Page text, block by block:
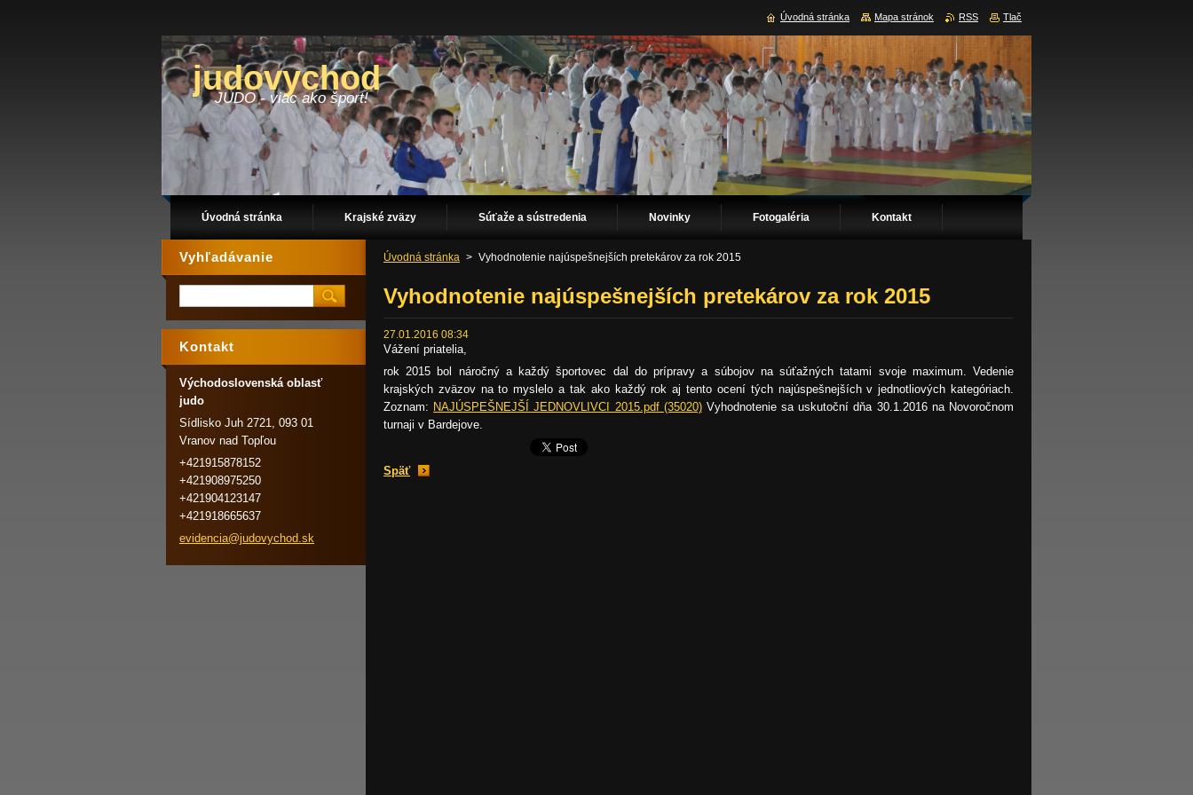
judovychod
JUDO - viac ako šport!
Úvodná stránka Krajské zväzy Súťaže a sústredenia Novinky Fotogaléria Kontakt
Úvodná stránka > Vyhodnotenie najúspešnejších pretekárov za rok 2015
Vyhodnotenie najúspešnejších pretekárov za rok 2015
27.01.2016 08:34
Vážení priatelia,
rok 2015 bol náročný a každý športovec dal do prípravy a súbojov na súťažných tatami svoje maximum. Vedenie
krajských zväzov na to myslelo a tak ako každý rok aj tento ocení tých najúspešnejších v jednotliových kategóriach.
Zoznam: NAJÚSPEŠNEJŠÍ JEDNOVLIVCI 2015.pdf (35020)Vyhodnotenie sa uskutoční dňa 30.1.2016 na Novoročnom
turnaji v Bardejove.
Späť
Vyhľadávanie
Kontakt
Východoslovenská oblasť
judo
Sídlisko Juh 2721, 093 01
Vranov nad Topľou
+421915878152
+421908975250
+421904123147
+421918665637
evidencia@judovychod.sk
Úvodná stránka Mapa stránok RSS Tlač